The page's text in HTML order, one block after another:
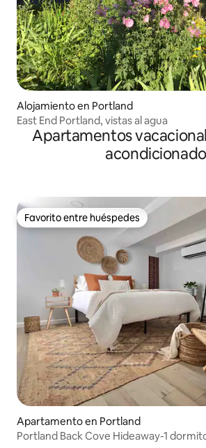
Alojamiento en Portland
East End Portland, vistas al agua
Apartamentos
acondicionado
Favorito entre huéspedes
Favorito entre huéspedes
Apartamento en Portland
Portland Back Cove Hideaway-1